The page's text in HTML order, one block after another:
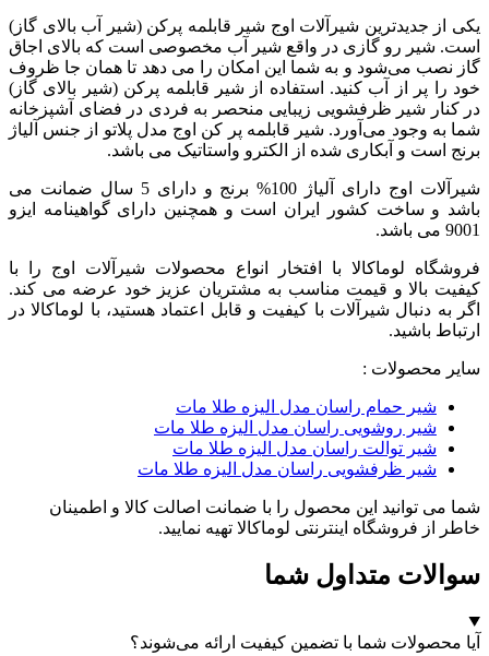
یکی از جدیدترین شیرآلات اوج شیر قابلمه پرکن (شیر آب بالای گاز)
است. شیر رو گازی در واقع شیر آب مخصوصی است که بالای اجاق
گاز نصب می‌شود و به شما این امکان را می‌ دهد تا همان‌ جا ظروف
خود را پر از آب کنید. استفاده از شیر قابلمه پرکن (شیر بالای گاز)
در کنار شیر ظرفشویی زیبایی منحصر به فردی در فضای آشپزخانه
شما به وجود می‌آورد. شیر قابلمه پر کن اوج مدل پلاتو از جنس آلیاژ
برنج است و آبکاری شده از الکترو واستاتیک می باشد.
شیرآلات اوج دارای آلیاژ 100% برنج و دارای 5 سال ضمانت می
باشد و ساخت کشور ایران است و همچنین دارای گواهینامه ایزو
9001 می باشد.
فروشگاه لوماکالا با افتخار انواع محصولات شیرآلات اوج را با
کیفیت بالا و قیمت مناسب به مشتریان عزیز خود عرضه می کند.
اگر به دنبال شیرآلات با کیفیت و قابل اعتماد هستید، با لوماکالا در
ارتباط باشید.
سایر محصولات :
شیر حمام راسان مدل الیزه طلا مات
شیر روشویی راسان مدل الیزه طلا مات
شیر توالت راسان مدل الیزه طلا مات
شیر ظرفشویی راسان مدل الیزه طلا مات
شما می توانید این محصول را با ضمانت اصالت کالا و اطمینان
خاطر از فروشگاه اینترنتی لوماکالا تهیه نمایید.
سوالات متداول شما
آیا محصولات شما با تضمین کیفیت ارائه می‌شوند؟